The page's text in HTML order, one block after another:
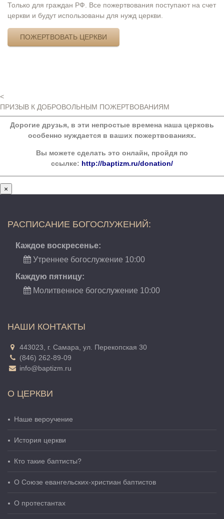
Только для граждан РФ. Все пожертвования поступают на счет
церкви и будут использованы для нужд церкви.
ПОЖЕРТВОВАТЬ ЦЕРКВИ
<
ПРИЗЫВ К ДОБРОВОЛЬНЫМ ПОЖЕРТВОВАНИЯМ
Дорогие друзья, в эти непростые времена наша церковь
особенно нуждается в ваших пожертвованиях.
Вы можете сделать это онлайн, пройдя по
ссылке: http://baptizm.ru/donation/
×
РАСПИСАНИЕ БОГОСЛУЖЕНИЙ:
Каждое воскресенье:
Утреннее богослужение 10:00
Каждую пятницу:
Молитвенное богослужение 10:00
НАШИ КОНТАКТЫ
443023, г. Самара, ул. Перекопская 30
(846) 262-89-09
info@baptizm.ru
О ЦЕРКВИ
Наше вероучение
История церкви
Кто такие баптисты?
О Cоюзе евангельских-христиан баптистов
О протестантах